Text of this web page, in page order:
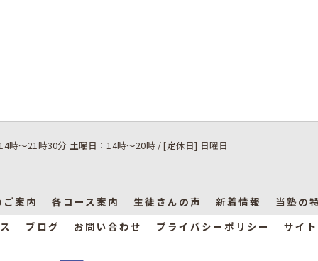
時～21時30分 土曜日：14時～20時 / [定休日] 日曜日
案内 各コース案内 生徒さんの声 新着情報 当塾の
ブログ お問い合わせ プライバシーポリシー サイ